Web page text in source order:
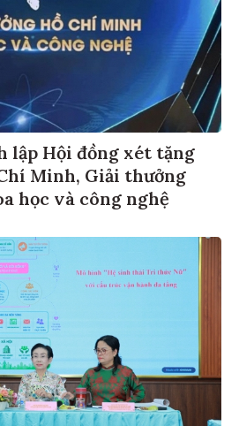
lập Hội đồng xét tặng
Minh, Giải thưởng
học và công nghệ